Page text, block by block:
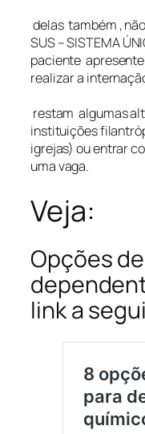
delas também ,
SUS – SISTEMA
paciente
realizar a
restam algumas
instituições
igrejas) ou entrar
uma vaga.
Veja:
Opções
link a